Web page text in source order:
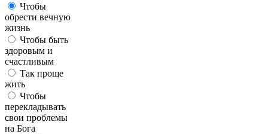
Чтобы
обрести вечную
жизнь
Чтобы быть
здоровым и
счастливым
Так проще
жить
Чтобы
перекладывать
свои проблемы
на Бога